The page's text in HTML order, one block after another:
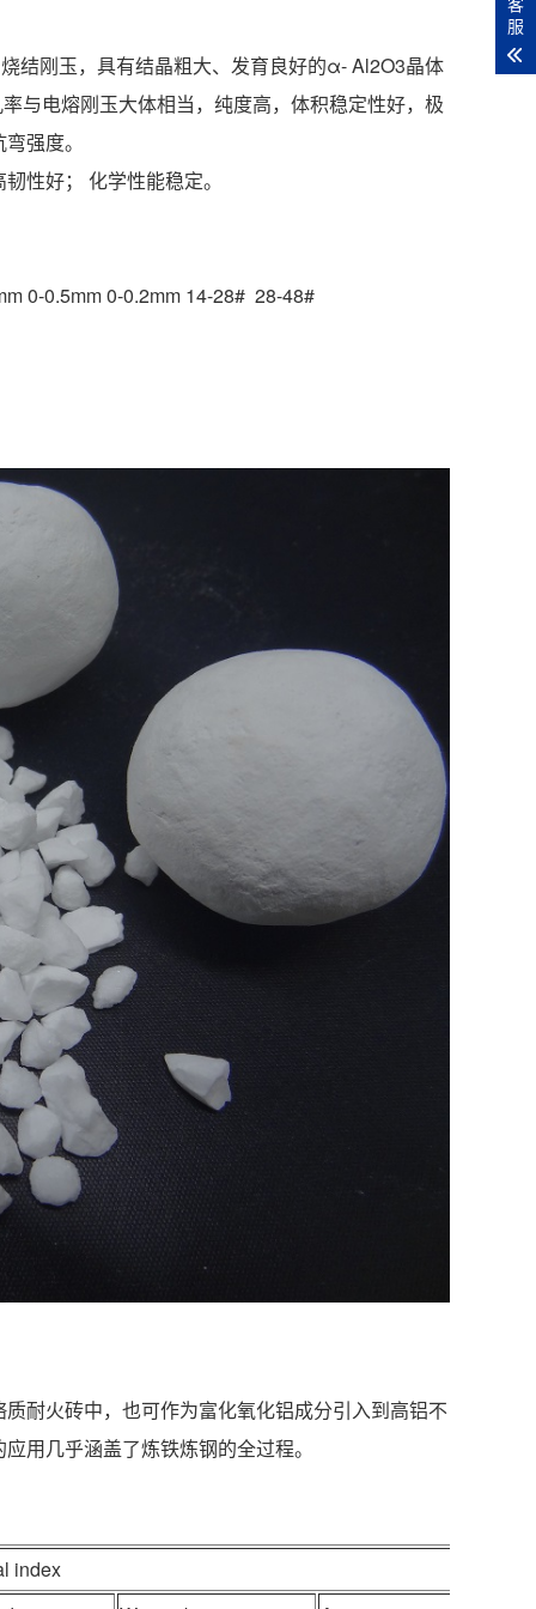
结刚玉，具有结晶粗大、发育良好的α- Al2O3晶体
与电熔刚玉大体相当，纯度高，体积稳定性好，极
强度。
性好； 化学性能稳定。
0-0.5mm 0-0.2mm 14-28# 28-48#
耐火砖中，也可作为富化氧化铝成分引入到高铝不
用几乎涵盖了炼铁炼钢的全过程。
index
服